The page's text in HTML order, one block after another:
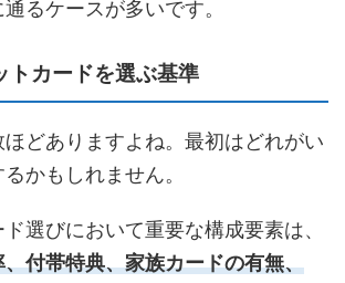
るケースが多いです。
トカードを選ぶ基準
どありますよね。最初はどれがい
かもしれません。
選びにおいて重要な構成要素は、
付帯特典、家族カードの有無、